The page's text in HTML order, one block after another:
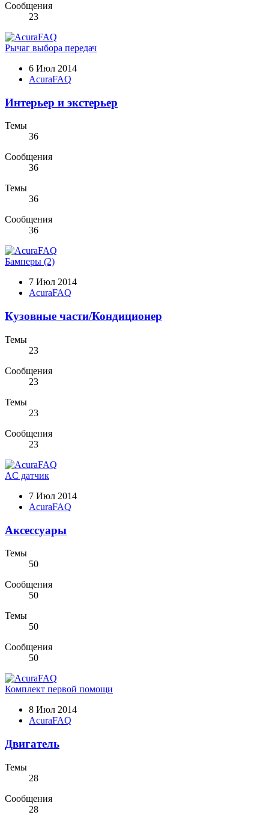
Сообщения
23
Рычаг выбора передач
6 Июл 2014
AcuraFAQ
Интерьер и экстерьер
Темы
36
Сообщения
36
Темы
36
Сообщения
36
Бамперы (2)
7 Июл 2014
AcuraFAQ
Кузовные части/Кондиционер
Темы
23
Сообщения
23
Темы
23
Сообщения
23
AC датчик
7 Июл 2014
AcuraFAQ
Аксессуары
Темы
50
Сообщения
50
Темы
50
Сообщения
50
Комплект первой помощи
8 Июл 2014
AcuraFAQ
Двигатель
Темы
28
Сообщения
28